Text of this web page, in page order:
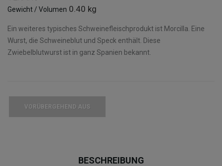
Gewicht / Volumen 0.40 kg
Ein weiteres typisches Schweinefleischprodukt ist Morcilla. Eine
Wurst, die Schweineblut und Speck enthält. Diese
Zwiebelblutwurst ist in ganz Spanien bekannt.
VORÜBERGEHEND AUS
BESCHREIBUNG